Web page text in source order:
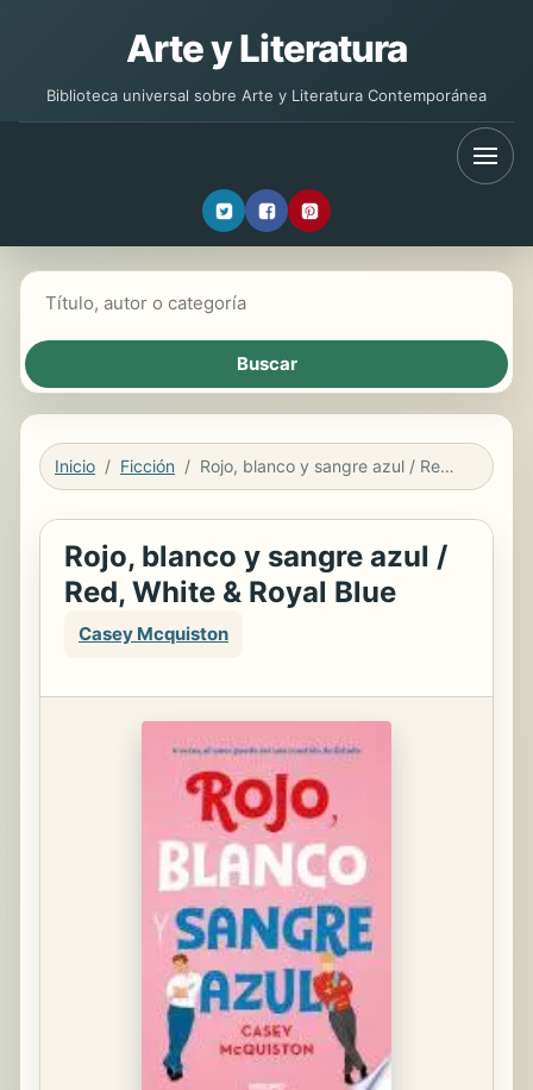
Arte y Literatura
Biblioteca universal sobre Arte y Literatura Contemporánea
Inicio Ficción Rojo, blanco y sangre azul / Red, White & Royal Blue
Rojo, blanco y sangre azul /
Red, White & Royal Blue
Casey Mcquiston